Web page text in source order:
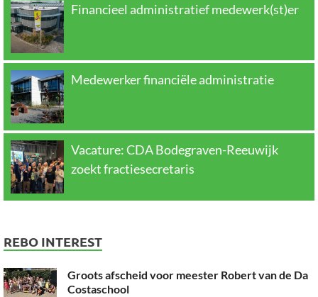
Financieel administratief medewerk(st)er
Medewerker financiële administratie
Vacature: CDA Bodegraven-Reeuwijk
zoekt fractiesecretaris
REBO INTEREST
Groots afscheid voor meester Robert van de Da
Costaschool